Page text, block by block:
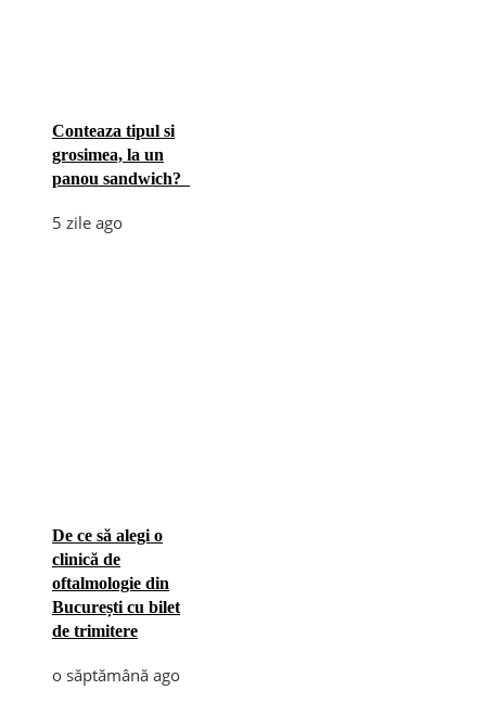
Conteaza tipul si
grosimea, la un
panou sandwich?
5 zile ago
De ce să alegi o
clinică de
oftalmologie din
București cu bilet
de trimitere
o săptămână ago